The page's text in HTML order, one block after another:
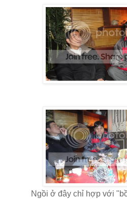
Ngồi ở đây chỉ hợp với